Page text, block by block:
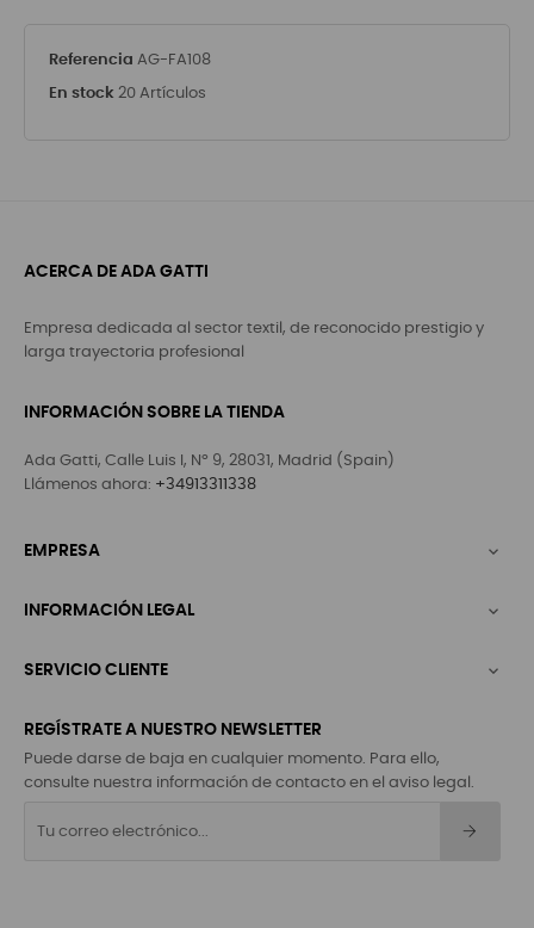
Referencia AG-FA108
En stock 20 Artículos
ACERCA DE ADA GATTI
Empresa dedicada al sector textil, de reconocido prestigio y
larga trayectoria profesional
INFORMACIÓN SOBRE LA TIENDA
Ada Gatti, Calle Luis I, Nº 9, 28031, Madrid (Spain)
Llámenos ahora: +34913311338
EMPRESA 
INFORMACIÓN LEGAL 
SERVICIO CLIENTE 
REGÍSTRATE A NUESTRO NEWSLETTER
Puede darse de baja en cualquier momento. Para ello,
consulte nuestra información de contacto en el aviso legal.